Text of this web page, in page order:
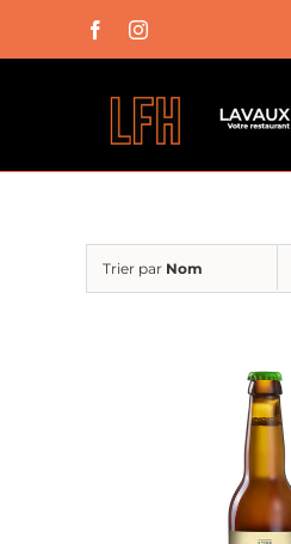
FacebookInstagram
Trier par Nom
AJOUTER AU